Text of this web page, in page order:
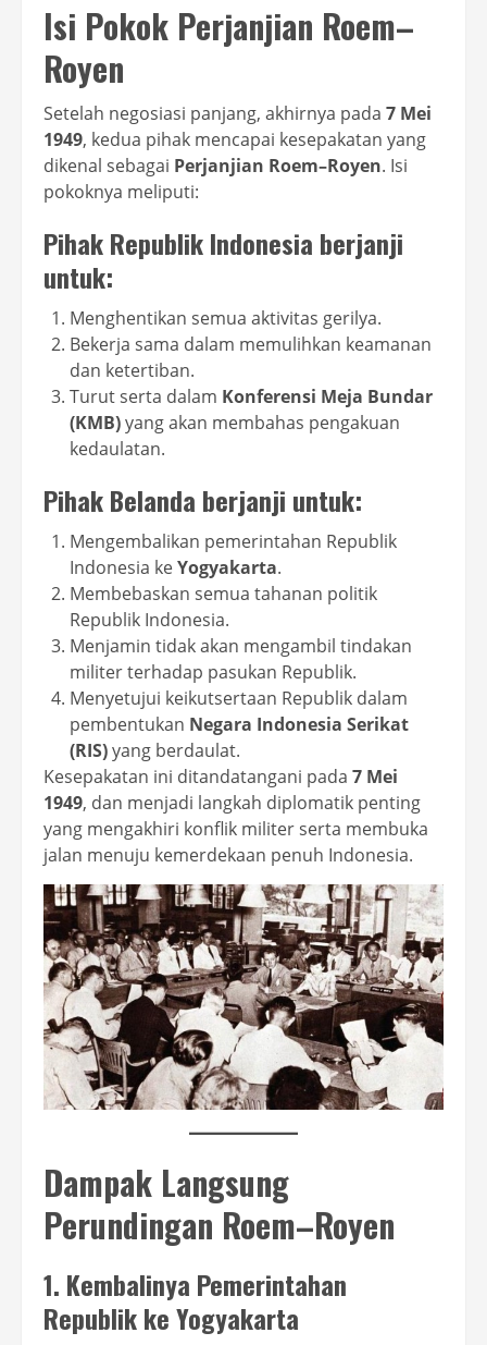
Isi Pokok Perjanjian Roem–
Royen
Setelah negosiasi panjang, akhirnya pada 7 Mei
1949, kedua pihak mencapai kesepakatan yang
dikenal sebagai Perjanjian Roem–Royen. Isi
pokoknya meliputi:
Pihak Republik Indonesia berjanji
untuk:
Menghentikan semua aktivitas gerilya.
Bekerja sama dalam memulihkan keamanan
dan ketertiban.
Turut serta dalam Konferensi Meja Bundar
(KMB)yang akan membahas pengakuan
kedaulatan.
Pihak Belanda berjanji untuk:
Mengembalikan pemerintahan Republik
Indonesia keYogyakarta.
Membebaskan semua tahanan politik
Republik Indonesia.
Menjamin tidak akan mengambil tindakan
militer terhadap pasukan Republik.
Menyetujui keikutsertaan Republik dalam
pembentukan Negara Indonesia Serikat
(RIS)yang berdaulat.
Kesepakatan ini ditandatangani pada 7 Mei
1949, dan menjadi langkah diplomatik penting
yang mengakhiri konflik militer serta membuka
jalan menuju kemerdekaan penuh Indonesia.
Dampak Langsung
Perundingan Roem–Royen
1. Kembalinya Pemerintahan
Republik ke Yogyakarta